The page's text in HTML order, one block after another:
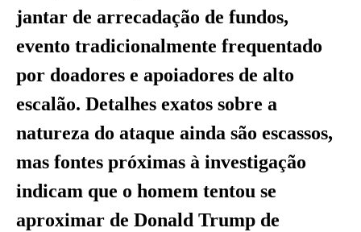
jantar de arrecadação de fundos,
evento tradicionalmente frequentado
por doadores e apoiadores de alto
escalão. Detalhes exatos sobre a
natureza do ataque ainda são escassos,
mas fontes próximas à investigação
indicam que o homem tentou se
aproximar de Donald Trump de